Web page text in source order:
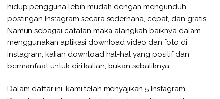
hidup pengguna lebih mudah dengan mengunduh
postingan Instagram secara sederhana, cepat, dan gratis.
Namun sebagai catatan maka alangkah baiknya dalam
menggunakan aplikasi download video dan foto di
instagram, kalian download hal-hal yang positif dan
bermanfaat untuk diri kalian, bukan sebaliknya.
Dalam daftar ini, kami telah menyajikan 5 Instagram